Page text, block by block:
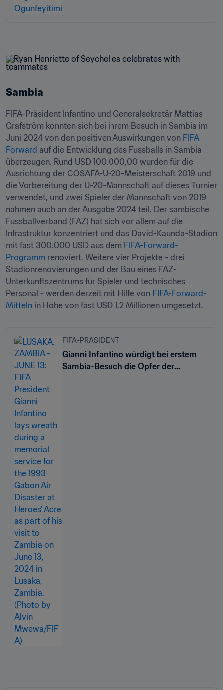
Sambia
FIFA-Präsident Infantino und Generalsekretär Mattias
Grafström konnten sich bei ihrem Besuch in Sambia im
Juni 2024 von den positiven Auswirkungen von FIFA
Forward auf die Entwicklung des Fussballs in Sambia
überzeugen. Rund USD 100.000,00 wurden für die
Ausrichtung der COSAFA-U-20-Meisterschaft 2019 und
die Vorbereitung der U-20-Mannschaft auf dieses Turnier
verwendet, und zwei Spieler der Mannschaft von 2019
nahmen auch an der Ausgabe 2024 teil. Der sambische
Fussballverband (FAZ) hat sich vor allem auf die
Infrastruktur konzentriert und das David-Kaunda-Stadion
mit fast 300.000 USD aus dem FIFA-Forward-
Programm renoviert. Weitere vier Projekte - drei
Stadionrenovierungen und der Bau eines FAZ-
Unterkunftszentrums für Spieler und technisches
Personal - werden derzeit mit Hilfe von FIFA-Forward-
Mitteln in Höhe von fast USD 1,2 Millionen umgesetzt.
FIFA-PRÄSIDENT
Gianni Infantino würdigt bei erstem
Sambia-Besuch die Opfer der